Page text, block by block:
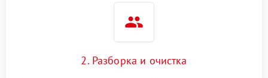
2000 ₽
Проблемы Wi‑Fi или
2500 ₽
2. Разборка и очистка